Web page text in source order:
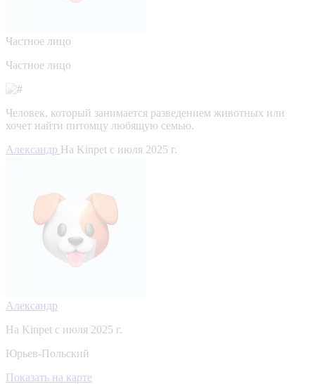
Частное лицо
Частное лицо
Человек, который занимается разведением животных или
хочет найти питомцу любящую семью.
Александр На Kinpet c июля 2025 г.
Александр
На Kinpet c июля 2025 г.
Юрьев-Польский
Показать на карте